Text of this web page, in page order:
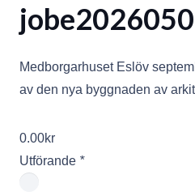
Medborgarhuset Eslöv
av den nya byggnaden av
0.00kr
Utförande *